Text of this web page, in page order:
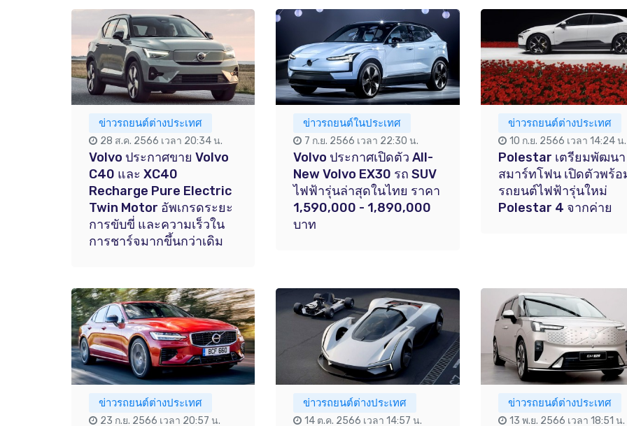
ข่าวรถยนต์ต่างประเทศ
28 ส.ค. 2566 เวลา 20:34 น.
Volvo ประกาศขาย Volvo
C40 และ XC40
Recharge Pure Electric
Twin Motor อัพเกรดระยะ
การขับขี่ และความเร็วใน
การชาร์จมากขึ้นกว่าเดิม
ข่าวรถยนต์ในประเทศ
7 ก.ย. 2566 เวลา 22:30 น.
Volvo ประกาศเปิดตัว All-
New Volvo EX30 รถ SUV
ไฟฟ้ารุ่นล่าสุดในไทย ราคา
1,590,000 - 1,890,000
บาท
ข่าวรถยนต์ต่างประเทศ
10 ก.ย. 2566 เวลา 14:24 น.
Polestar เตรียมพัฒนา
สมาร์ทโฟน เปิดตัวพร้อ
รถยนต์ไฟฟ้ารุ่นใหม่
Polestar 4 จากค่าย
ข่าวรถยนต์ต่างประเทศ
23 ก.ย. 2566 เวลา 20:57 น.
ข่าวรถยนต์ต่างประเทศ
14 ต.ค. 2566 เวลา 14:57 น.
ข่าวรถยนต์ต่างประเทศ
13 พ.ย. 2566 เวลา 18:51 น.